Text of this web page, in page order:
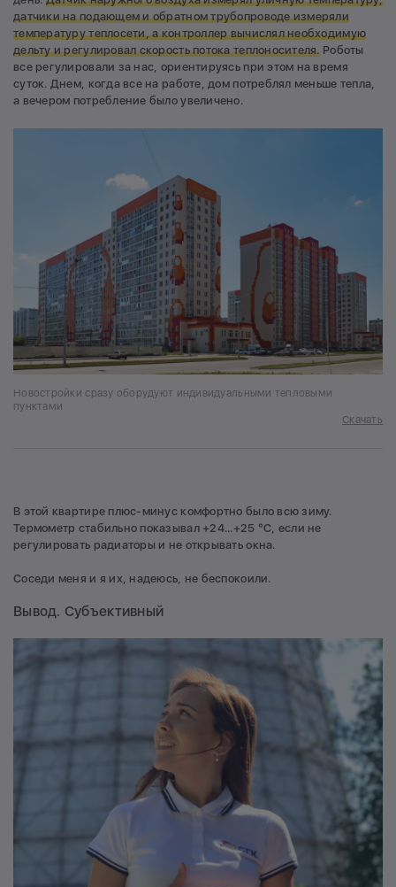
датчики на подающем и обратном трубопроводе измеряли
температуру теплосети, а контроллер вычислял необходимую
дельту и регулировал скорость потока теплоносителя.Роботы
все регулировали за нас, ориентируясь при этом на время
суток. Днем, когда все на работе, дом потреблял меньше тепла,
а вечером потребление было увеличено.
Новостройки сразу оборудуют индивидуальными тепловыми
пунктами
Скачать
В этой квартире плюс-минус комфортно было всю зиму.
Термометр стабильно показывал +24...+25 °C, если не
регулировать радиаторы и не открывать окна.
Соседи меня и я их, надеюсь, не беспокоили.
Вывод. Субъективный